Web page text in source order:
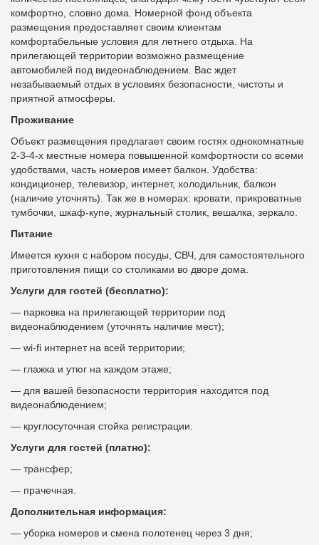
комфортно, словно дома. Номерной фонд объекта
размещения предоставляет своим клиентам
комфортабельные условия для летнего отдыха. На
прилегающей территории возможно размещение
автомобилей под видеонаблюдением. Вас ждет
незабываемый отдых в условиях безопасности, чистоты и
приятной атмосферы.
Проживание
Объект размещения предлагает своим гостях однокомнатные
2-3-4-х местные номера повышенной комфортности со всеми
удобствами, часть номеров имеет балкон. Удобства:
кондиционер, телевизор, интернет, холодильник, балкон
(наличие уточнять). Так же в номерах: кровати, прикроватные
тумбочки, шкаф-купе, журнальный столик, вешалка, зеркало.
Питание
Имеется кухня с набором посуды, СВЧ, для самостоятельного
приготовления пищи со столиками во дворе дома.
Услуги для гостей (бесплатно):
— парковка на прилегающей территории под
видеонаблюдением (уточнять наличие мест);
— wi-fi интернет на всей территории;
— глажка и утюг на каждом этаже;
— для вашей безопасности территория находится под
видеонаблюдением;
— круглосуточная стойка регистрации.
Услуги для гостей (платно):
— трансфер;
— прачечная.
Дополнительная информация:
— уборка номеров и смена полотенец через 3 дня;